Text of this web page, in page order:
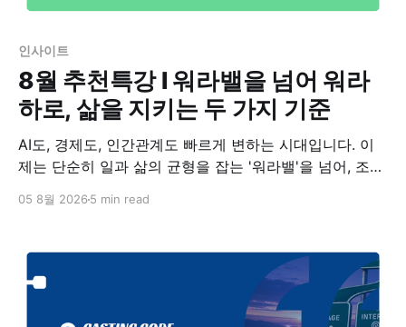
인사이트
8월 추천특강 I 워라밸을 넘어 워라
하로, 삶을 지키는 두 가지 기준
AI도, 경제도, 인간관계도 빠르게 변하는 시대입니다. 이
제는 단순히 일과 삶의 균형을 잡는 '워라밸'을 넘어, 조화
기준이 되고 있습니다. 관계를 건강하게 이어가는 힘과 미
를 소개합니다.
05 8월 2026 5 min read